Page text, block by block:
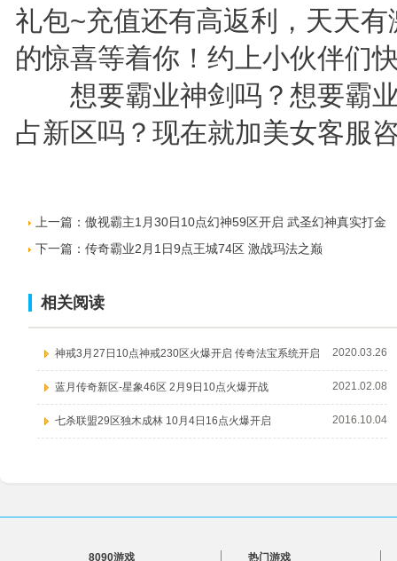
礼包~充值还有高返利，天天
的惊喜等着你！约上小伙伴们
想要霸业神剑吗？想要霸业
占新区吗？现在就加美女客服
上一篇： 傲视霸主1月30日10点幻神59区开启 武圣幻神真实打金
下一篇： 传奇霸业2月1日9点王城74区 激战玛法之巅
相关阅读
神戒3月27日10点神戒230区火爆开启 传奇法宝系统开启 2020.03.26
蓝月传奇新区-星象46区 2月9日10点火爆开战 2021.02.08
七杀联盟29区独木成林 10月4日16点火爆开启 2016.10.04
8090游戏 热门游戏